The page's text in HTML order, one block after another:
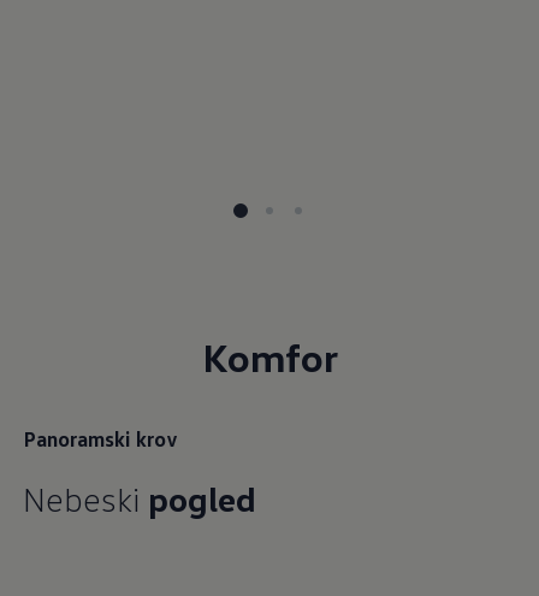
Komfor
Panoramski krov
Nebeski pogled